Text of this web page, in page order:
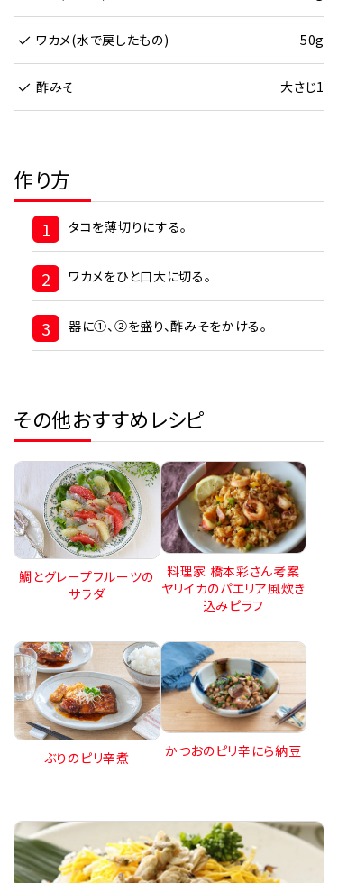
ワカメ(水で戻したもの) 50g
酢みそ 大さじ1
作り方
1 タコを薄切りにする。
2 ワカメをひと口大に切る。
3 器に①、②を盛り、酢みそをかける。
その他おすすめレシピ
鯛とグレープフルーツの
サラダ
料理家 橋本彩さん考案
ヤリイカのパエリア風炊き
込みピラフ
ぶりのピリ辛煮 かつおのピリ辛にら納豆